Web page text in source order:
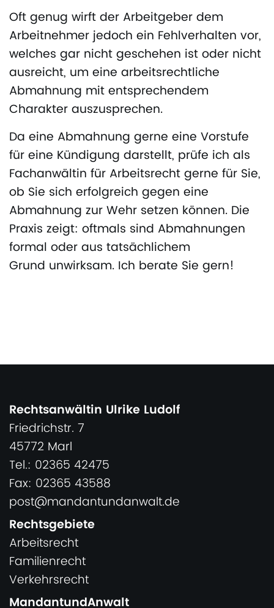
Oft genug wirft der Arbeitgeber dem
Arbeitnehmer jedoch ein Fehlverhalten vor,
welches gar nicht geschehen ist oder nicht
ausreicht, um eine arbeitsrechtliche
Abmahnung mit entsprechendem
Charakter auszusprechen.
Da eine Abmahnung gerne eine Vorstufe
für eine Kündigung darstellt, prüfe ich als
Fachanwältin für Arbeitsrecht gerne für Sie,
ob Sie sich erfolgreich gegen eine
Abmahnung zur Wehr setzen können. Die
Praxis zeigt: oftmals sind Abmahnungen
formal oder aus tatsächlichem
Grund unwirksam. Ich berate Sie gern!
Rechtsanwältin Ulrike Ludolf
Friedrichstr. 7
45772 Marl
Tel.: 02365 42475
Fax: 02365 43588
post@mandantundanwalt.de
Rechtsgebiete
Arbeitsrecht
Familienrecht
Verkehrsrecht
MandantundAnwalt